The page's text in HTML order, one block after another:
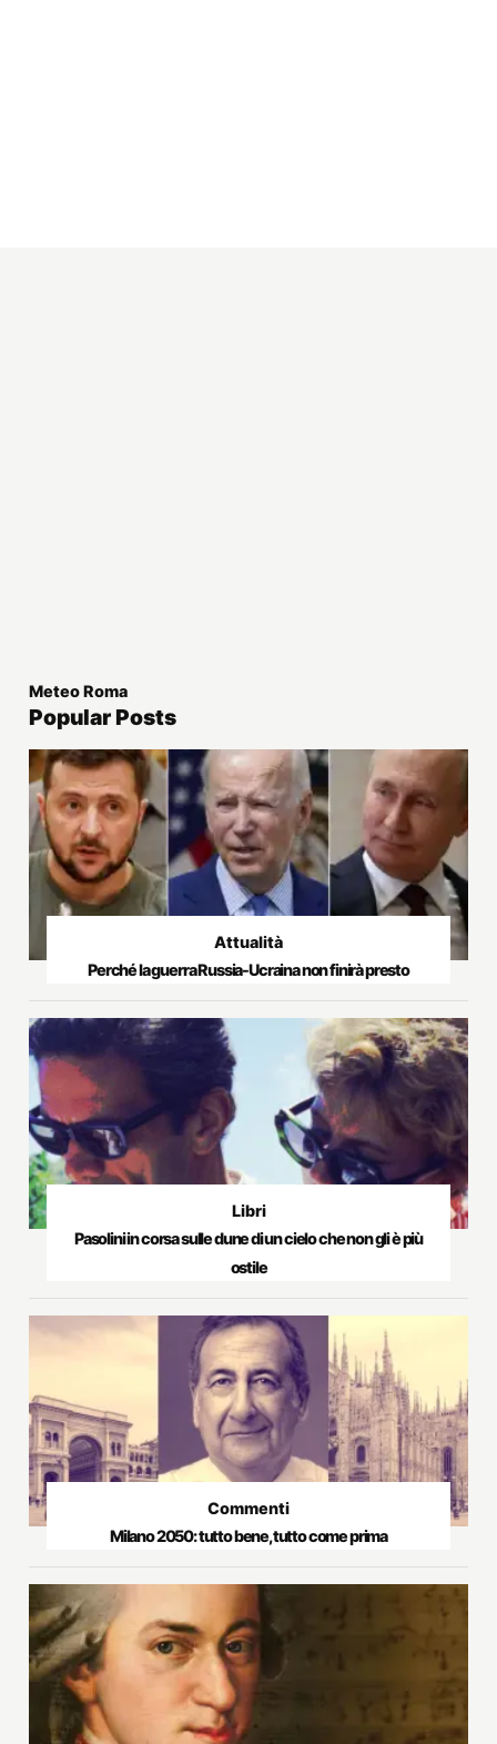
Meteo Roma
Popular Posts
Attualità
Perché la guerra Russia-Ucraina non finirà presto
Libri
Pasolini in corsa sulle dune di un cielo che non gli è più
ostile
Commenti
Milano 2050: tutto bene, tutto come prima